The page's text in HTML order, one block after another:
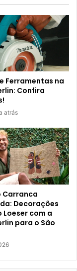
Ferramentas na
Confira
atrás
Carranca
Decorações
Loeser com a
para o São